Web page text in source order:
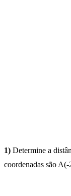
1) Determine a
coordenadas são